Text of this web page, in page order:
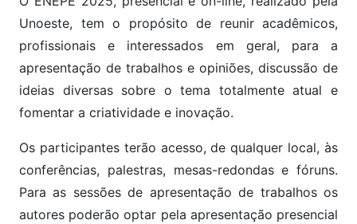
Unoeste, tem o propósito de reunir acadêmicos,
profissionais e interessados em geral, para a
apresentação de trabalhos e opiniões, discussão de
ideias diversas sobre o tema totalmente atual e
fomentar a criatividade e inovação.
Os participantes terão acesso, de qualquer local, às
conferências, palestras, mesas-redondas e fóruns.
Para as sessões de apresentação de trabalhos os
autores poderão optar pela apresentação presencial